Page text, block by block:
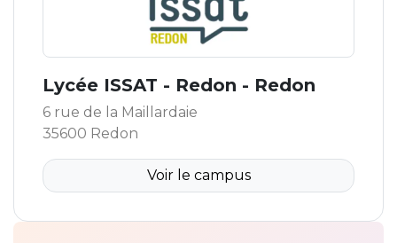
Lycée ISSAT - Redon - Redon
6 rue de la Maillardaie
35600 Redon
Voir le campus